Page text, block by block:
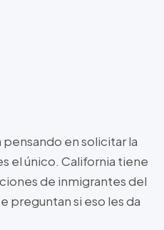
pensando en solicitar la
el único. California tiene
de inmigrantes del
preguntan si eso les da